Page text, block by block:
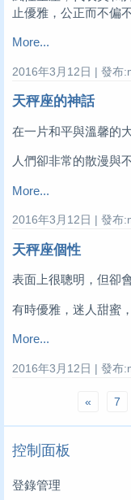
止優雅，公正而不偏
More...
2016年3月12日 | 發布
天秤座的神話
在一片和平與溫馨的
人們卻非常的散漫與
More...
2016年3月12日 | 發布
天秤座個性
表面上很聰明，但卻
有時優雅，迷人甜蜜
More...
2016年3月12日 | 發布
« 7
控制面板
登錄管理